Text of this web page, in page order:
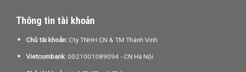
Thông tin tài khoản
Chủ tài khoản:Cty TNHH CN & TM Thành Vinh
Vietcombank: 0021001089094 - CN Hà Nội